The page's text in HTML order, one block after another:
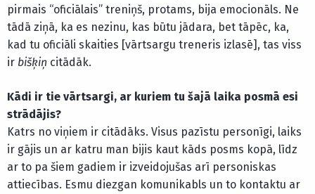
pirmais “oficiālais” treniņš, protams, bija emocionāls. Ne
tādā ziņā, ka es nezinu, kas būtu jādara, bet tāpēc, ka,
kad tu oficiāli skaities [vārtsargu treneris izlasē], tas viss
ir bišķiņ citādāk.
Kādi ir tie vārtsargi, ar kuriem tu šajā laika posmā esi
strādājis?
Katrs no viņiem ir citādāks. Visus pazīstu personīgi, laiks
ir gājis un ar katru man bijis kaut kāds posms kopā, līdz
ar to pa šiem gadiem ir izveidojušas arī personiskas
attiecības. Esmu diezgan komunikabls un to kontaktu ar